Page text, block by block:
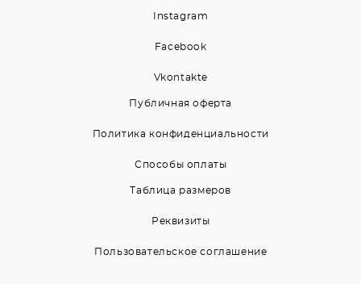
Instagram
Facebook
Vkontakte
Публичная оферта
Политика конфиденциальности
Способы оплаты
Таблица размеров
Реквизиты
Пользовательское соглашение